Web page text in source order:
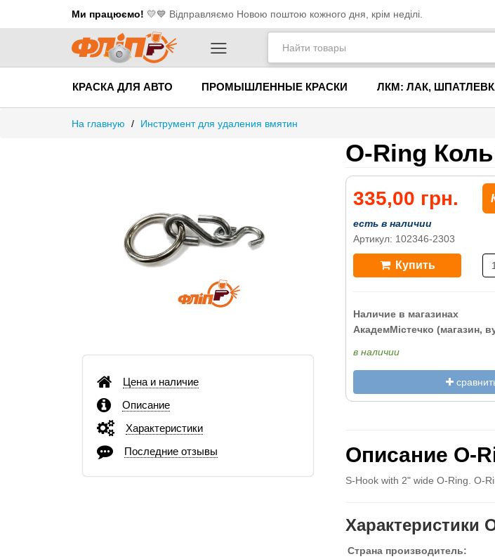
Ми працюємо! 💛​💙 Відправляємо Новою поштою кожного дня, крім неділі.
КРАСКА ДЛЯ АВТО ПРОМЫШЛЕННЫЕ КРАСКИ ЛКМ: ЛАК,
На главную / Инструмент для удаления вмятин
Цена и наличие
Описание
Характеристики
Последние отзывы
O-Ring
335,00 грн.
есть в наличии
Артикул: 102346-2303
Купить
Наличие в магазинах
АкадемМістечко (магазин,
в наличии
Описание O-
S-Hook with 2" wide O-Ring. O-
Характеристики
Страна производитель: